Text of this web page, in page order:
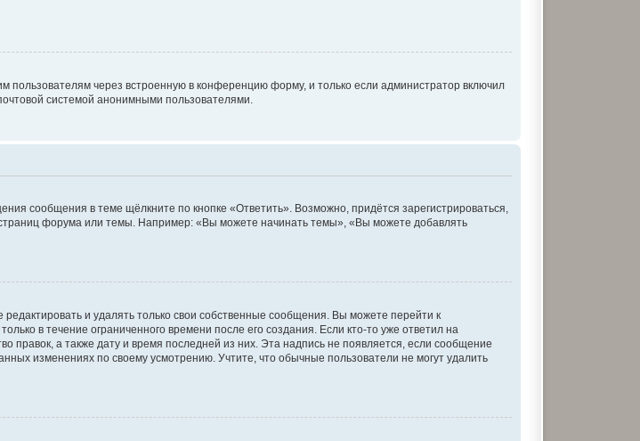
пользователям через встроенную в конференцию форму, и только если администратор включил
системой анонимными пользователями.
сообщения в теме щёлкните по кнопке «Ответить». Возможно, придётся зарегистрироваться,
форума или темы. Например: «Вы можете начинать темы», «Вы можете добавлять
и удалять только свои собственные сообщения. Вы можете перейти к
в течение ограниченного времени после его создания. Если кто-то уже ответил на
правок, а также дату и время последней из них. Эта надпись не появляется, если сообщение
изменениях по своему усмотрению. Учтите, что обычные пользователи не могут удалить